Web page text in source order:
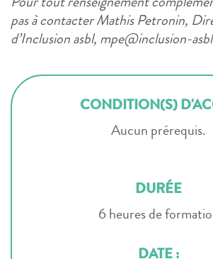
Pour tout renseignement
pas à contacter Mathis Petronin,
d’Inclusion asbl, mpe@inclusion-
CONDITION(S)
Aucun prérequis.
DURÉE
6 heures de
DATE :